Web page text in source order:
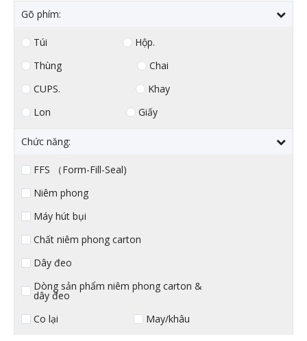
Gõ phím:
Túi
Hộp.
Thùng
Chai
CUPS.
Khay
Lon
Giấy
Chức năng:
FFS （Form-Fill-Seal)
Niêm phong
Máy hút bụi
Chất niêm phong carton
Dây đeo
Dòng sản phẩm niêm phong carton &
dây đeo
Co lại
May/khâu